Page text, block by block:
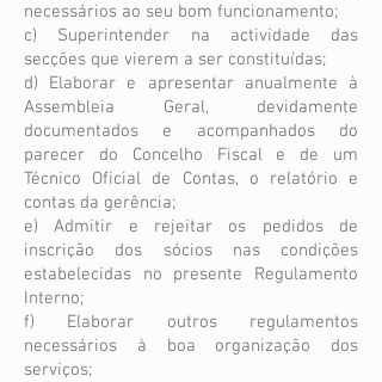
necessários ao seu bom funcionamento;
c) Superintender na actividade das
secções que vierem a ser constituídas;
d) Elaborar e apresentar anualmente à
Assembleia Geral, devidamente
documentados e acompanhados do
parecer do Concelho Fiscal e de um
Técnico Oficial de Contas, o relatório e
contas da gerência;
e) Admitir e rejeitar os pedidos de
inscrição dos sócios nas condições
estabelecidas no presente Regulamento
Interno;
f) Elaborar outros regulamentos
necessários à boa organização dos
serviços;